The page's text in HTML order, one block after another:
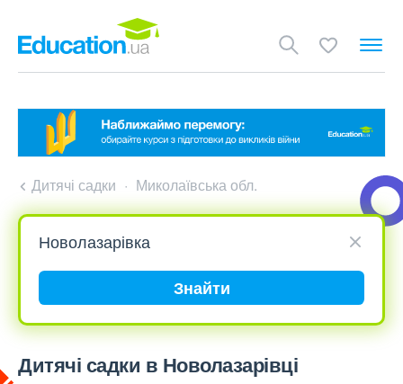
Дитячі садки Миколаївська обл.
Знайти
Дитячі садки в Новолазарівці